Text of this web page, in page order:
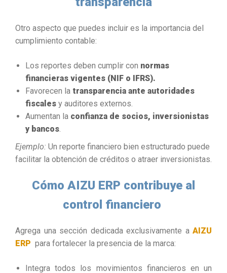
Otro aspecto que puedes incluir es la importancia del
cumplimiento contable:
Los reportes deben cumplir con normas
financieras vigentes (NIF o IFRS).
Favorecen la transparencia ante autoridades
fiscales y auditores externos.
Aumentan la confianza de socios, inversionistas
y bancos.
Ejemplo: Un reporte financiero bien estructurado puede
facilitar la obtención de créditos o atraer inversionistas.
Cómo AIZU ERP contribuye al
control financiero
Agrega una sección dedicada exclusivamente a AIZU
ERP para fortalecer la presencia de la marca:
Integra todos los movimientos financieros en un